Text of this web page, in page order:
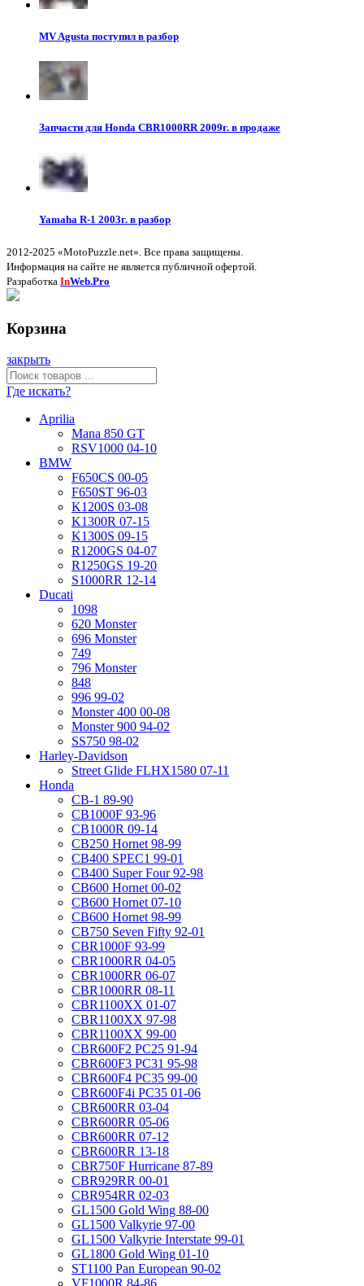
MV Agusta поступил в разбор
Запчасти для Honda CBR1000RR 2009г. в продаже
Yamaha R-1 2003г. в разбор
2012-2025 «MotoPuzzle.net». Все права защищены.
Информация на сайте не является публичной офертой.
Разработка InWeb.Pro
Корзина
закрыть
Где искать?
Aprilia
Mana 850 GT
RSV1000 04-10
BMW
F650CS 00-05
F650ST 96-03
K1200S 03-08
K1300R 07-15
K1300S 09-15
R1200GS 04-07
R1250GS 19-20
S1000RR 12-14
Ducati
1098
620 Monster
696 Monster
749
796 Monster
848
996 99-02
Monster 400 00-08
Monster 900 94-02
SS750 98-02
Harley-Davidson
Street Glide FLHX1580 07-11
Honda
CB-1 89-90
CB1000F 93-96
CB1000R 09-14
CB250 Hornet 98-99
CB400 SPEC1 99-01
CB400 Super Four 92-98
CB600 Hornet 00-02
CB600 Hornet 07-10
CB600 Hornet 98-99
CB750 Seven Fifty 92-01
CBR1000F 93-99
CBR1000RR 04-05
CBR1000RR 06-07
CBR1000RR 08-11
CBR1100XX 01-07
CBR1100XX 97-98
CBR1100XX 99-00
CBR600F2 PC25 91-94
CBR600F3 PC31 95-98
CBR600F4 PC35 99-00
CBR600F4i PC35 01-06
CBR600RR 03-04
CBR600RR 05-06
CBR600RR 07-12
CBR600RR 13-18
CBR750F Hurricane 87-89
CBR929RR 00-01
CBR954RR 02-03
GL1500 Gold Wing 88-00
GL1500 Valkyrie 97-00
GL1500 Valkyrie Interstate 99-01
GL1800 Gold Wing 01-10
ST1100 Pan European 90-02